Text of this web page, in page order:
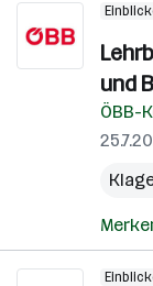
und
ÖBB-